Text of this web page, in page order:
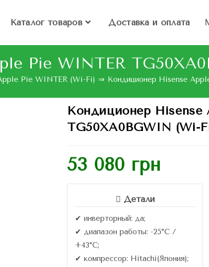
Каталог товаров Доставка и оплата
Pie WINTER
Pie WINTER (Wi-Fi) ⇒ Кондиционер Hisense
Кондиционер Hisense
TG50XA0BGWIN (Wi-
53 080 грн
Детали
✔ инверторный: да;
✔ диапазон работы: -25°C /
+43°C;
✔ компрессор: Hitachi(Япония);